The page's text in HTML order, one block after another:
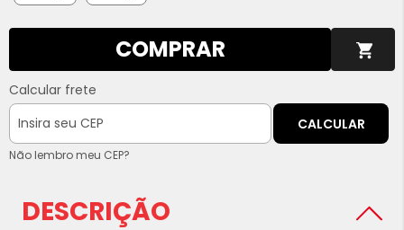
COMPRAR
Calcular frete
CALCULAR
Não lembro meu CEP?
DESCRIÇÃO